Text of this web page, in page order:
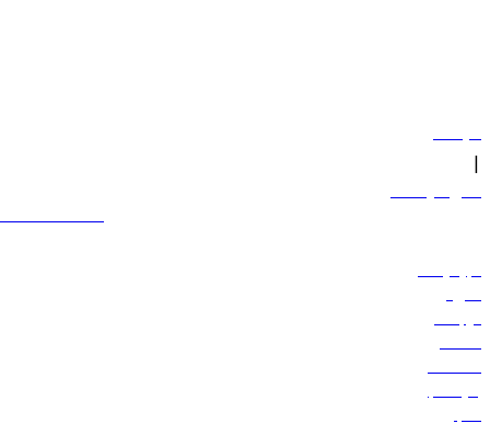
سياساتنا
|
الشروط والأحكام
600 544 445
حجز الرحلات
العروض
الوجهات
الأمتعة
المساعدة
إدارة الحجز
الأخبار